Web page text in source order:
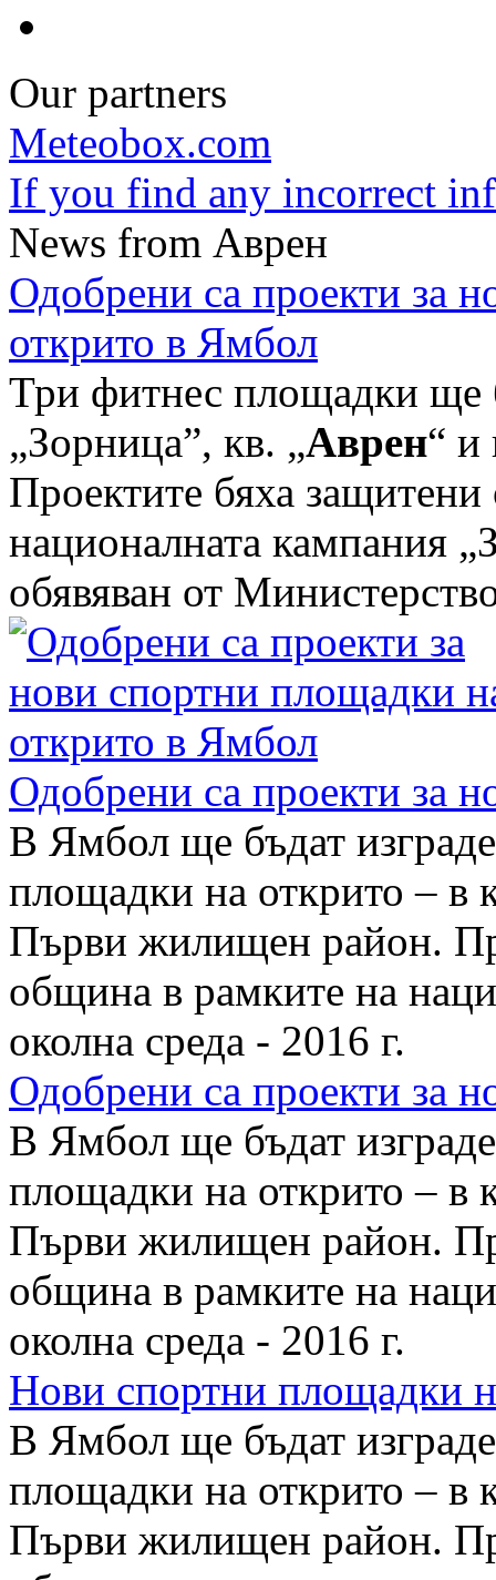
Our partners
Meteobox.com
If you find any incorrect
News from Аврен
Одобрени са проекти за
открито в Ямбол
Три фитнес площадки ще
„Зорница”, кв. „Аврен“ и
Проектите бяха
националната кампания
обявяван от
Одобрени са проекти за
В Ямбол ще бъдат
площадки на открито – в
Първи жилищен район.
община в рамките на
околна среда - 2016 г.
Одобрени са проекти за
В Ямбол ще бъдат
площадки на открито – в
Първи жилищен район.
община в рамките на
околна среда - 2016 г.
Нови спортни площадки
В Ямбол ще бъдат
площадки на открито – в
Първи жилищен район.